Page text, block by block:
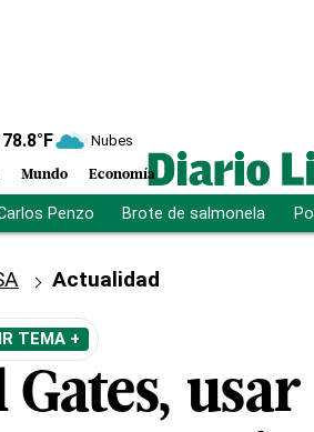
78.8°F Nubes
Mundo Economía
Penzo Brote de salmonela
Actualidad
TEMA +
Gates,